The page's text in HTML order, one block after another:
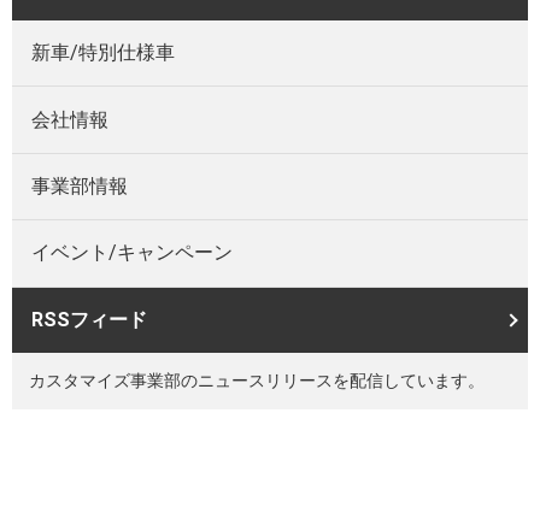
新車/特別仕様車
会社情報
事業部情報
イベント/キャンペーン
RSSフィード
カスタマイズ事業部のニュースリリースを配信しています。